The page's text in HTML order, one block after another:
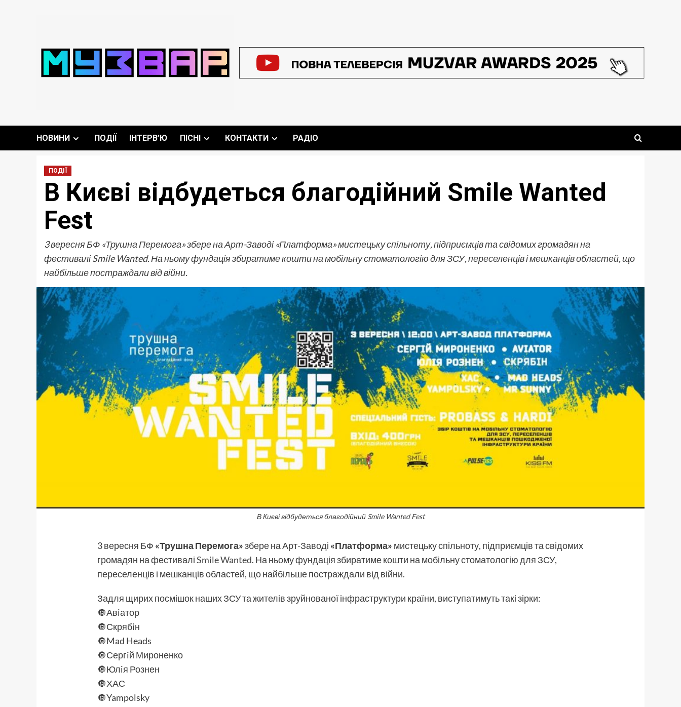
НОВИНИ ПОДІЇ ІНТЕРВ’Ю ПІСНІ КОНТАКТИ РАДІО
ПОДІЇ
В Києві відбудеться благодійний Smile Wanted
Fest
3 вересня БФ «Трушна Перемога» збере на Арт-Заводі «Платформа» мистецьку спільноту, підприємців та свідомих громадян на
фестивалі Smile Wanted. На ньому фундація збиратиме кошти на мобільну стоматологію для ЗСУ, переселенців і мешканців областей, що
найбільше постраждали від війни.
В Києві відбудеться благодійний Smile Wanted Fest
3 вересня БФ «Трушна Перемога»збере на Арт-Заводі «Платформа» мистецьку спільноту, підприємців та свідомих
громадян на фестиваліSmile Wanted. На ньому фундація збиратиме кошти на мобільну стоматологію для ЗСУ,
переселенців і мешканців областей, що найбільше постраждали від війни.
Задля щирих посмішок наших ЗСУ та жителів зруйнованої інфраструктури країни, виступатимуть такі зірки:
🔘Авiатор
🔘Скрябiн
🔘Mad Heads
🔘Сергiй Мироненко
🔘Юлiя Рознен
🔘ХАС
🔘Yampolsky